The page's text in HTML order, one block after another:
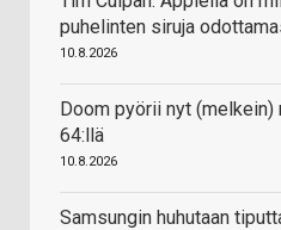
puhelinten siruja
10.8.2026
Doom pyörii nyt (melkein)
64:llä
10.8.2026
Samsungin huhutaan